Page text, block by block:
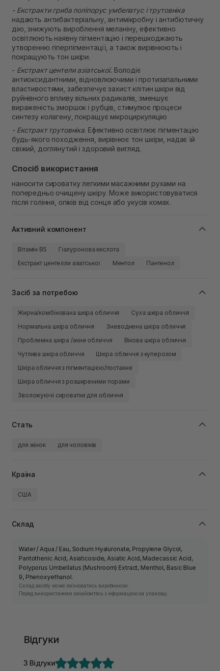
- Екстракти гриба поліпорус умбелатус і трутовніка
надають антибактеріальну, антимікробну і антибіотичну
дію, знижують вироблення меланіну, ефективно
освітлюють наявну пігментацію і перешкоджають
утворенню гіперпігментації, а також вирівнюють і
покращують тон шкіри.
- Екстракт центели азіатської. Володіє
антиоксидантними, відновлюючими і протизапальними
властивостями, забезпечує захист клітин шкіри від
руйнівного впливу вільних радикалів, зменшує
вираженість зморшок і рубців, стимулює процеси
синтезу колагену, покращує мікроциркуляцію
- Екстракт трутовніка. Ефективно освітлює пігментацію
будь-якого походження, вирівнює тон шкіри, надає їй
свіжий, доглянутий і здоровий вигляд.
Спосіб використання
наносити сироватку легкими масажними рухами на
попередньо очищену шкіру. Може використовуватися
після гоління, опіків від сонця або укусів комах.
Активний компонент
Вітамін B5
Гіалуронова кислота
Екстракт центелли азіатської
Ментол Пантенол
Засіб за потребою
Жирна/комбінована шкіра обличчя
Суха шкіра обличчя
Нормальна шкіра обличчя
Зневоднена шкіра обличчя
Проблемна шкіра /акне обличчя
Вікова шкіра обличчя
Чутлива шкіра обличчя
Шкіра обличчя з куперозом
Шкіра обличчя з пігментацією/постакне
Шкіра обличчя з розширеними порами
Зволожуючі сироватки для обличчя
Стать
для жінок для чоловіків
Країна
США
Склад
Water / Aqua / Eau, Sodium Hyaluronate, Propylene Glycol,
Pantothenic Acid, Asiaticoside, Asiatic Acid, Madecassic Acid,
Polyporus Umbellatus (Mushroom) Extract, Menthol, Basic Blue
9, Phenoxyethanol.
Склад засобу може змінюватись виробником.
Перед використанням ознайомтесь з інформацією на упаковці.
Відгуки
3 Відгуки